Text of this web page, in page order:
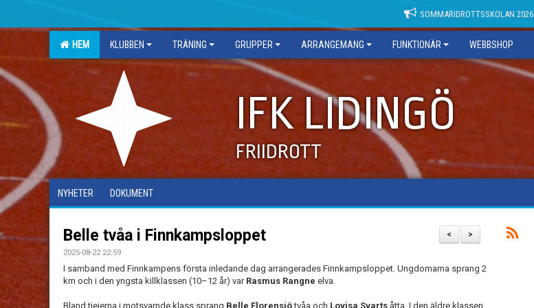
SOMMARIDROTTSSKOLAN 2026
HEM KLUBBEN TRÄNING GRUPPER ARRANGEMANG FUNKTIONÄR WEBBSHOP
IFK LIDINGÖ
FRIIDROTT
NYHETER DOKUMENT
>
<
Belle tvåa i Finnkampsloppet
2025-08-22 22:59
I samband med Finnkampens första inledande dag arrangerades Finnkampsloppet. Ungdomarna sprang 2
km och i den yngsta killklassen (10–12 år) var Rasmus Rangne elva.
Bland tjejerna i motsvarnde klass sprang Belle Florensjötvåa och Lovisa Svarts åtta. I den äldre klassen